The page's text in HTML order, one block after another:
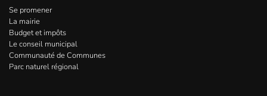
Se promener
La mairie
Budget et impôts
Le conseil municipal
Communauté de Communes
Parc naturel régional